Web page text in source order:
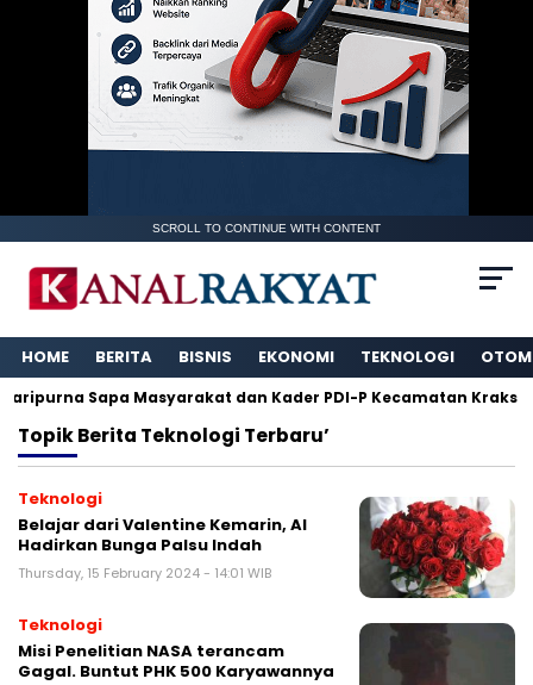
SCROLL TO CONTINUE WITH CONTENT
HOME BERITA BISNIS EKONOMI TEKNOLOGI
Sapa Masyarakat dan Kader PDI-P Kecamatan Kraksaan
TopikBerita Teknologi Terbaru’
Teknologi
Belajar dari Valentine Kemarin, AI
Hadirkan Bunga Palsu Indah
Thursday, 15 February 2024 - 14:01 WIB
Teknologi
Misi Penelitian NASA terancam
Gagal. Buntut PHK 500 Karyawannya